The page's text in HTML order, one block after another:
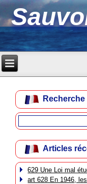
Recherche
Articles
629 Une Loi mal
art 628 En 1946,